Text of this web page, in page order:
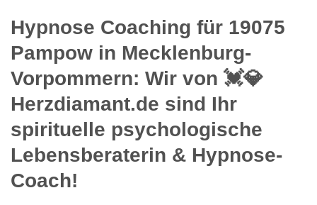
Hypnose Coaching für 19075
Pampow in Mecklenburg-
Vorpommern: Wir von 💓️💎
Herzdiamant.de sind Ihr
spirituelle psychologische
Lebensberaterin & Hypnose-
Coach!